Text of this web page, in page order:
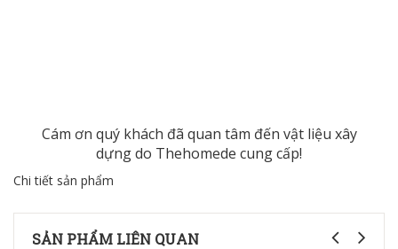
Cám ơn quý khách đã quan tâm đến vật liệu xây
dựngdo Thehomede cung cấp!
Chi tiết sản phẩm
SẢN PHẨM LIÊN QUAN